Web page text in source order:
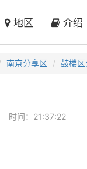
地区 介绍
南京分享区 鼓楼区
时间：21:37:22